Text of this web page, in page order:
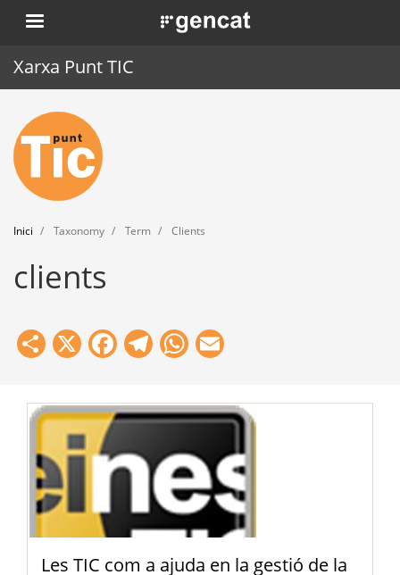
Vés
al
. Obre en una nova finestra.
Xarxa Punt TIC
Inici
Punt TIC
Actualitat
Agenda
Formació
Eines
Inici Taxonomy Term Clients
clients
Share
X Facebook
Telegram
WhatsApp
Les TIC com a ajuda en la gestió de la